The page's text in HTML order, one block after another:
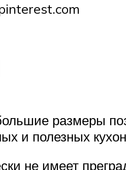
размеры
и полезных
не имеет